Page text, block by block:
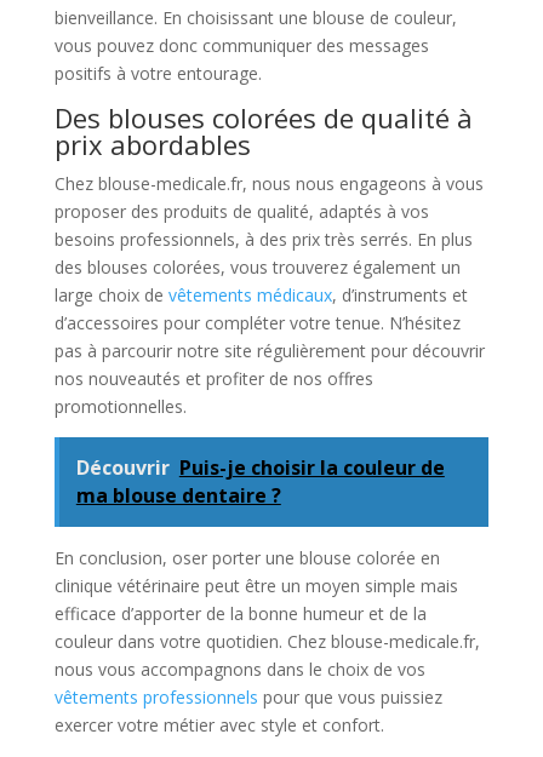
bienveillance. En choisissant une blouse de couleur,
vous pouvez donc communiquer des messages
positifs à votre entourage.
Des blouses colorées de qualité à
prix abordables
Chez blouse-medicale.fr, nous nous engageons à vous
proposer des produits de qualité, adaptés à vos
besoins professionnels, à des prix très serrés. En plus
des blouses colorées, vous trouverez également un
large choix de vêtements médicaux, d’instruments et
d’accessoires pour compléter votre tenue. N’hésitez
pas à parcourir notre site régulièrement pour découvrir
nos nouveautés et profiter de nos offres
promotionnelles.
Découvrir Puis-je choisir la couleur de
ma blouse dentaire ?
En conclusion, oser porter une blouse colorée en
clinique vétérinaire peut être un moyen simple mais
efficace d’apporter de la bonne humeur et de la
couleur dans votre quotidien. Chez blouse-medicale.fr,
nous vous accompagnons dans le choix de vos
vêtements professionnels pour que vous puissiez
exercer votre métier avec style et confort.